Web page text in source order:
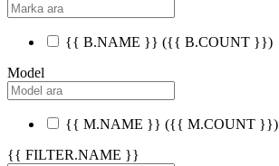
{{ B.NAME }} ({{ B.COUNT }})
Model
{{ M.NAME }} ({{ M.COUNT }})
{{ FILTER.NAME }}